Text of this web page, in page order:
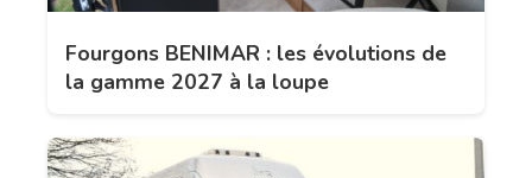
Fourgons BENIMAR : les évolutions de
la gamme 2027 à la loupe